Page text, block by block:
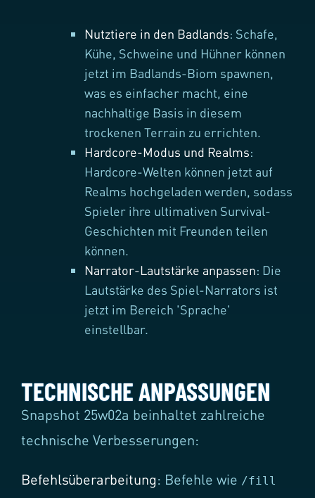
Nutztiere in den Badlands: Schafe,
Kühe, Schweine und Hühner können
jetzt im Badlands-Biom spawnen,
was es einfacher macht, eine
nachhaltige Basis in diesem
trockenen Terrain zu errichten.
Hardcore-Modus und Realms:
Hardcore-Welten können jetzt auf
Realms hochgeladen werden, sodass
Spieler ihre ultimativen Survival-
Geschichten mit Freunden teilen
können.
Narrator-Lautstärke anpassen: Die
Lautstärke des Spiel-Narrators ist
jetzt im Bereich 'Sprache'
einstellbar.
TECHNISCHE ANPASSUNGEN
Snapshot 25w02a beinhaltet zahlreiche
technische Verbesserungen:
Befehlsüberarbeitung: Befehle wie /fill